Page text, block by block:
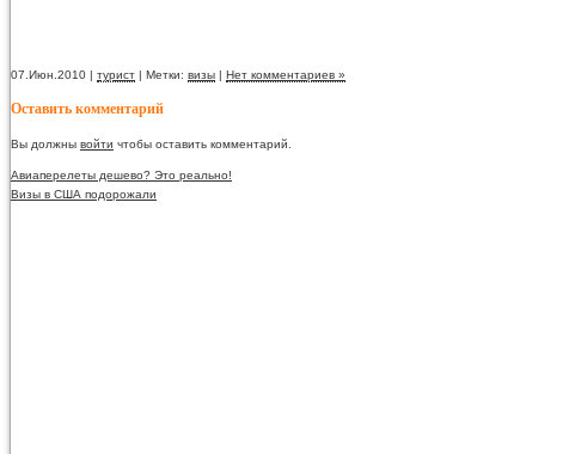
07.Июн.2010 | турист | Метки: визы | Нет комментариев »
Оставить комментарий
Вы должны войти чтобы оставить комментарий.
Авиаперелеты дешево? Это реально!
Визы в США подорожали